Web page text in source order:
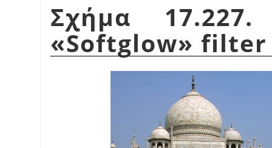
Σχήμα
«Softglow» filter